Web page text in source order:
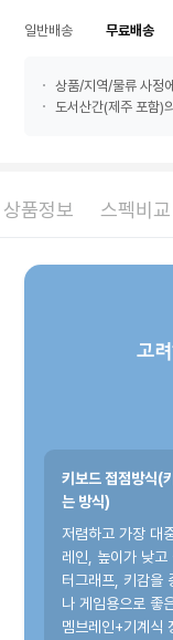
일반배송 무료배송
상품/지역/물류 사정
도서산간(제주 포함)
상품정보 스펙비교
고
키보드 접점방식(
는 방식)
저렴하고 가장 대
레인, 높이가 낮고
터그래프, 키감을
나 게임용으로 좋
멤브레인+기계식